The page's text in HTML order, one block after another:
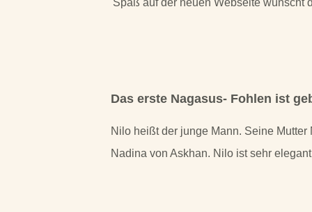
Spaß auf der neuen Webseite wünscht
Das erste Nagasus- Fohlen ist
Nilo heißt der junge Mann. Seine
Nadina von Askhan. Nilo ist sehr